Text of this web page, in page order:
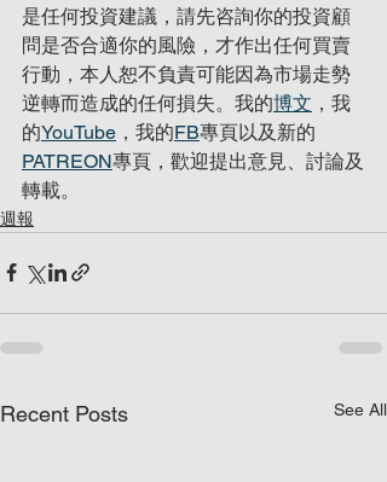
是任何投資建議，請先咨詢你的投資顧
問是否合適你的風險，才作出任何買賣
行動，本人恕不負責可能因為市場走勢
逆轉而造成的任何損失。我的博文 ，我
的YouTube ，我的FB專頁以及新的
PATREON專頁，歡迎提出意見、討論及
轉載。
週報
Recent Posts See All